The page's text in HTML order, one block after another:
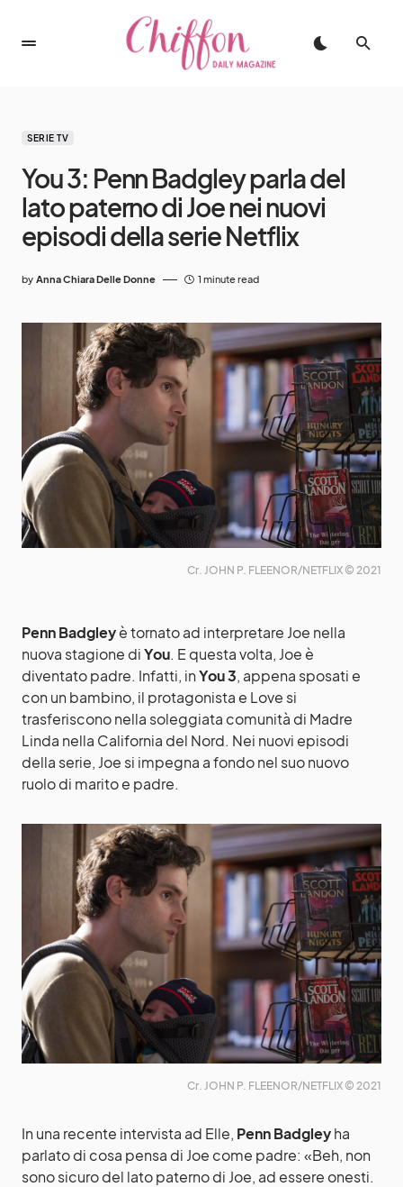
SERIE TV
You 3: Penn Badgley parla del
lato paterno di Joe nei nuovi
episodi della serie Netflix
by Anna Chiara Delle Donne 1 minute read
Cr. JOHN P. FLEENOR/NETFLIX © 2021
Penn Badgleyè tornato ad interpretare Joe nella
nuova stagione diYou. E questa volta, Joe è
diventato padre. Infatti, inYou 3, appena sposati e
con un bambino, il protagonista e Love si
trasferiscono nella soleggiata comunità di Madre
Linda nella California del Nord. Nei nuovi episodi
della serie, Joe si impegna a fondo nel suo nuovo
ruolo di marito e padre.
Cr. JOHN P. FLEENOR/NETFLIX © 2021
In una recente intervista ad Elle, Penn Badgleyha
parlato di cosa pensa di Joe come padre: «Beh, non
sono sicuro del lato paterno di Joe, ad essere onesti.